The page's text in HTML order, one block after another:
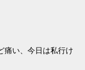
痛い、今日は私行け